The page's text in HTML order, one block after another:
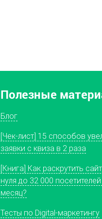
Полезные
Блог
[Чек-лист] 15 способов
заявки с квиза в 2 раза
[Книга] Как раскрутить
нуля до 32 000
месяц?
Тесты по Digital-маркетингу